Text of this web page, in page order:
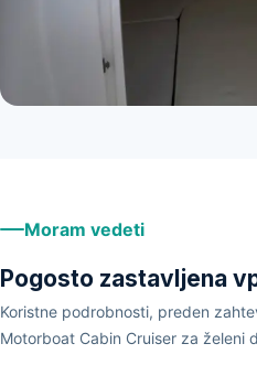
Moram vedeti
Pogosto zastavljena
Koristne podrobnosti, preden
Motorboat Cabin Cruiser za želeni